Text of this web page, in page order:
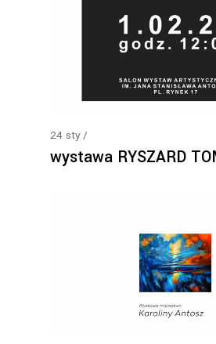
24 sty
wystawa RYSZARD